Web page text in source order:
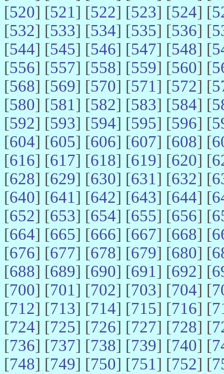
[520] [521] [522] [523] [524] [
[532] [533] [534] [535] [536] [
[544] [545] [546] [547] [548] [
[556] [557] [558] [559] [560] [
[568] [569] [570] [571] [572] [
[580] [581] [582] [583] [584] [
[592] [593] [594] [595] [596] [
[604] [605] [606] [607] [608] [
[616] [617] [618] [619] [620] [
[628] [629] [630] [631] [632] [
[640] [641] [642] [643] [644] [
[652] [653] [654] [655] [656] [
[664] [665] [666] [667] [668] [
[676] [677] [678] [679] [680] [
[688] [689] [690] [691] [692] [
[700] [701] [702] [703] [704] [
[712] [713] [714] [715] [716] [
[724] [725] [726] [727] [728] [
[736] [737] [738] [739] [740] [
[748] [749] [750] [751] [752] [